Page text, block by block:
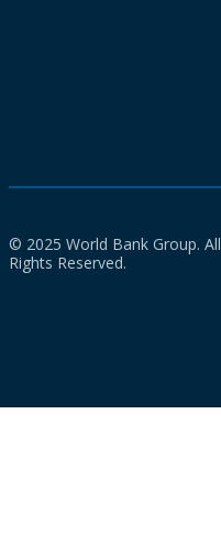
© 2025 World Bank Group. All
Rights Reserved.